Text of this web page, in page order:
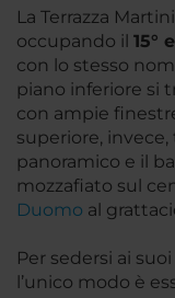
La Terrazza
occupando il 15°
con lo stesso
piano inferiore si
con ampie
superiore,
panoramico e il
mozzafiato sul
Duomo al
Per sedersi ai
l’unico modo è